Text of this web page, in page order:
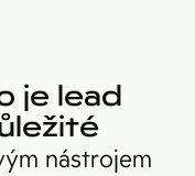
je lead
nástrojem